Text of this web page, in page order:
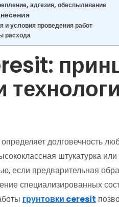
адгезия, обеспыливание
и условия проведения работ
расхода
долговечность
штукатурка
если предварительная
специализированных
грунтовки ceresit